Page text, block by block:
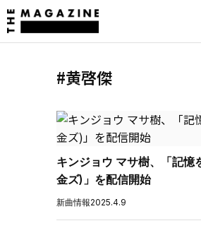
#黄啓傑
キンジョウ マサ樹、「記
金ズ)」を配信開始
新曲情報2025.4.9